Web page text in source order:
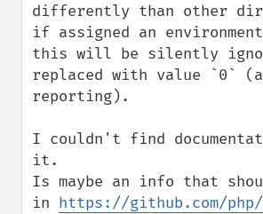
differently than other
if assigned an
this will be silently
replaced with value `0`
reporting).
I couldn't find
it.
Is maybe an info that
in https://github.com/php/